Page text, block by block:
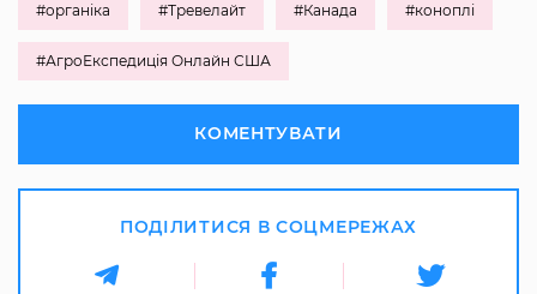
#органіка #Тревелайт #Канада #коноплі
#АгроЕкспедиція Онлайн США
КОМЕНТУВАТИ
ПОДІЛИТИСЯ В СОЦМЕРЕЖАХ